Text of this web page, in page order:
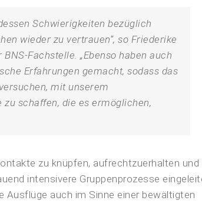
Schwierigkeiten bezüglich
wieder zu vertrauen“, so Friederike
Fachstelle. „Ebenso haben auch
Erfahrungen gemacht, sodass das
mit unserem
schaffen, die es ermöglichen,
zu knüpfen, aufrechtzuerhalten und
intensivere Gruppenprozesse
Ausflüge auch im Sinne einer bewältigten